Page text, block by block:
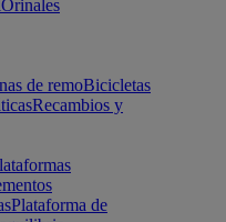
Orinales
de remoBicicletas
Recambios y
Plataforma de